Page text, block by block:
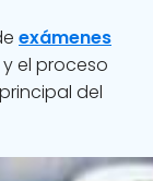
exámenes
el proceso
del